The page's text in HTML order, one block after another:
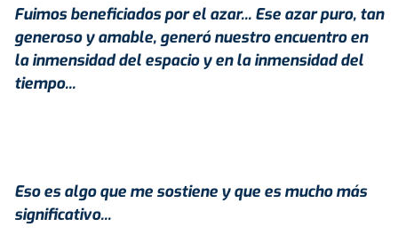
Fuimos beneficiados por el azar... Ese azar puro, tan
generoso y amable, generó nuestro encuentro en
la inmensidad del espacio y en la inmensidad del
tiempo...
Eso es algo que me sostiene y que es mucho más
significativo...